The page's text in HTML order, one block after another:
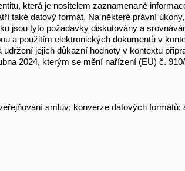
která je nositelem zaznamenané
také datový formát. Na některé právní
jsou tyto požadavky diskutovány a
a použitím elektronických dokumentů v
jejich důkazní hodnoty v kontextu
2024, kterým se mění nařízení (EU) č.
smluv; konverze datových